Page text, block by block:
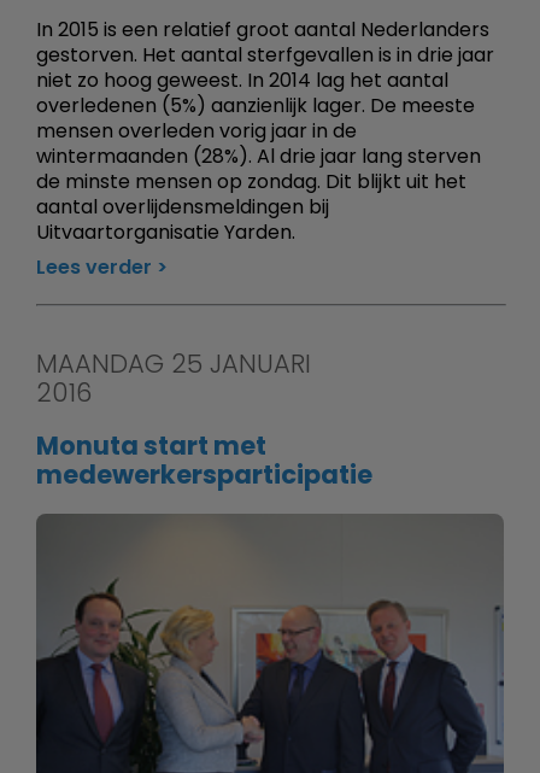
In 2015 is een relatief groot aantal Nederlanders
gestorven. Het aantal sterfgevallen is in drie jaar
niet zo hoog geweest. In 2014 lag het aantal
overledenen (5%) aanzienlijk lager. De meeste
mensen overleden vorig jaar in de
wintermaanden (28%). Al drie jaar lang sterven
de minste mensen op zondag. Dit blijkt uit het
aantal overlijdensmeldingen bij
Uitvaartorganisatie Yarden.
Lees verder
MAANDAG 25 JANUARI
2016
Monuta start met
medewerkersparticipatie